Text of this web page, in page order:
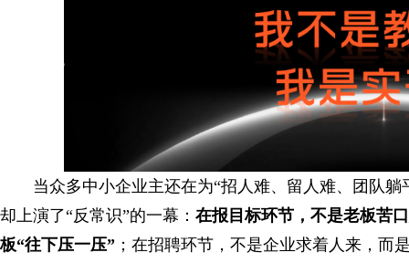
当众多中小企业主还在为“招人难、留人难、团队
却上演了“反常识”的一幕： 在报目标环节，不是老板苦
板“往下压一压” ；在招聘环节，不是企业求着人来，而